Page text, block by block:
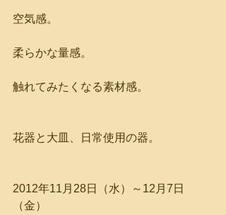
空気感。
柔らかな量感。
触れてみたくなる素材感。
花器と大皿、日常使用の器。
2012年11月28日（水）～12月7日
（金）